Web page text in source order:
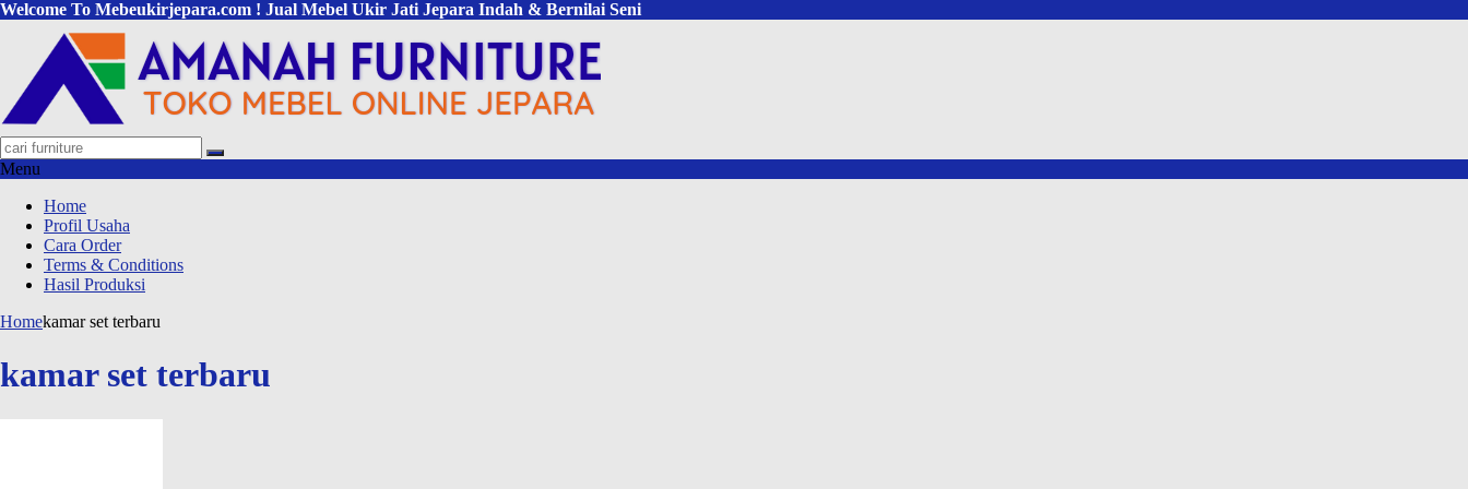
Welcome To Mebeukirjepara.com ! Jual Mebel Ukir Jati Jepara Indah & Bernilai Seni
Menu
Home
Profil Usaha
Cara Order
Terms & Conditions
Hasil Produksi
Homekamar set terbaru
kamar set terbaru